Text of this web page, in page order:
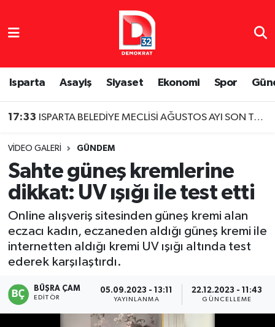
Isparta Asayiş Siyaset Ekonomi Spor
17:33 ISPARTA BELEDİYE MECLİSİ AĞUSTOS AYI SON TOPLANTISINI GERÇEKLEŞTİRDİ
VIDEO GALERI GÜNDEM
Sahte güneş kremlerine
dikkat: UV ışığı ile test etti
Online alışveriş sitesinden güneş kremi alan
eczacı kadın, eczaneden aldığı güneş kremi ile
internetten aldığı kremi UV ışığı altında test
ederek karşılaştırdı.
BÜŞRA ÇAM
EDITÖR
05.09.2023 - 13:11
YAYINLANMA
22.12.2023 - 11:43
GÜNCELLEME
Isparta Nöbetçi Eczaneler
Isparta Hava Durumu
Süper Lig Puan Durumu ve Fikstür
Tüm Manşetler
Son Dakika Haberleri
Haber Arşivi